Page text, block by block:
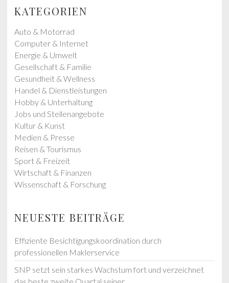
o
s
p
o
s
t
:
KATEGORIEN
Auto & Motorrad
Computer & Internet
Energie & Umwelt
Gesellschaft & Familie
Gesundheit & Wellness
Handel & Dienstleistungen
Hobby & Unterhaltung
Jobs und Stellenangebote
Kultur & Kunst
Medien & Presse
Reisen & Tourismus
Sport & Freizeit
Wirtschaft & Finanzen
Wissenschaft & Forschung
NEUESTE BEITRÄGE
Effiziente Besichtigungskoordination durch
professionellen Maklerservice
SNP setzt sein starkes Wachstum fort und verzeichnet